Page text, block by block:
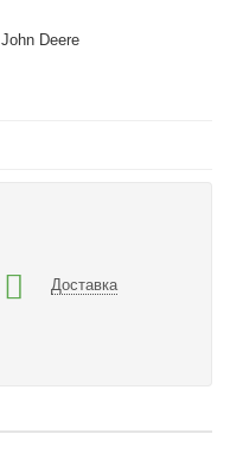
John Deere
Доставка